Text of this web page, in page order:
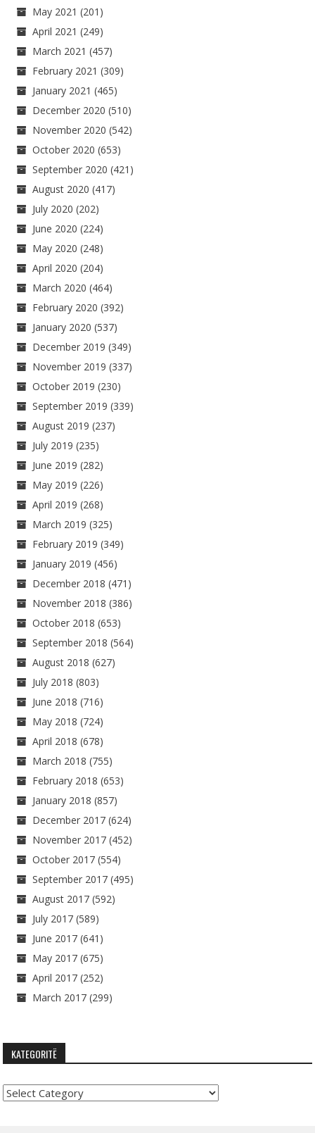
May 2021 (201)
April 2021 (249)
March 2021 (457)
February 2021 (309)
January 2021 (465)
December 2020 (510)
November 2020 (542)
October 2020 (653)
September 2020 (421)
August 2020 (417)
July 2020 (202)
June 2020 (224)
May 2020 (248)
April 2020 (204)
March 2020 (464)
February 2020 (392)
January 2020 (537)
December 2019 (349)
November 2019 (337)
October 2019 (230)
September 2019 (339)
August 2019 (237)
July 2019 (235)
June 2019 (282)
May 2019 (226)
April 2019 (268)
March 2019 (325)
February 2019 (349)
January 2019 (456)
December 2018 (471)
November 2018 (386)
October 2018 (653)
September 2018 (564)
August 2018 (627)
July 2018 (803)
June 2018 (716)
May 2018 (724)
April 2018 (678)
March 2018 (755)
February 2018 (653)
January 2018 (857)
December 2017 (624)
November 2017 (452)
October 2017 (554)
September 2017 (495)
August 2017 (592)
July 2017 (589)
June 2017 (641)
May 2017 (675)
April 2017 (252)
March 2017 (299)
KATEGORITË
Kategoritë